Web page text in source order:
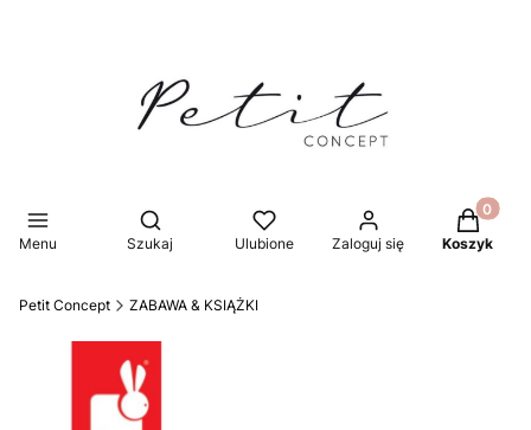
Menu
Otwórz wyszukiwarkę
Szukaj Ulubione Zaloguj się Koszyk
Petit Concept ZABAWA & KSIĄŻKI